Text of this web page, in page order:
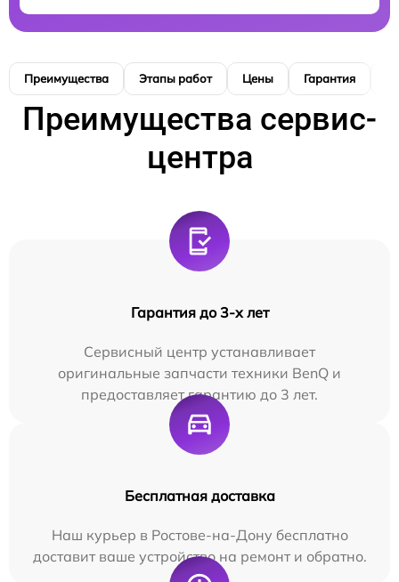
Преимущества Этапы работ Цены Гарантия
Преимущества сервис-
центра
Гарантия до 3-х лет
Сервисный центр устанавливает
оригинальные запчасти техники BenQ и
предоставляет гарантию до 3 лет.
Бесплатная доставка
Наш курьер в Ростове-на-Дону бесплатно
доставит ваше устройство на ремонт и обратно.